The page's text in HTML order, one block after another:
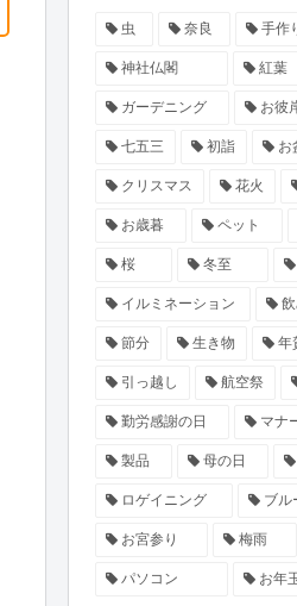
虫 奈良 手作
神社仏閣 紅葉
ガーデニング お彼
七五三 初詣 お
クリスマス 花火
お歳暮 ペット
桜 冬至
イルミネーション
節分 生き物 年
引っ越し 航空祭
勤労感謝の日 マナ
製品 母の日
ロゲイニング ブル
お宮参り 梅雨
パソコン お年